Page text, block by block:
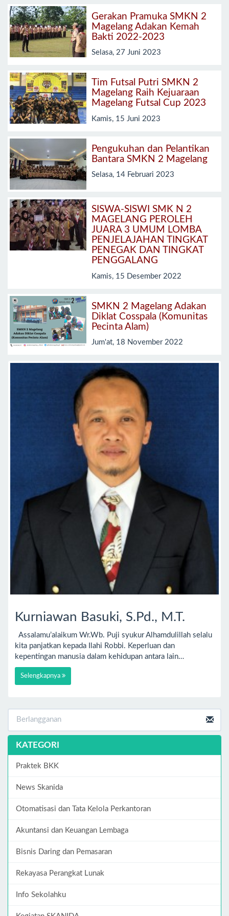
Gerakan Pramuka SMKN 2
Magelang Adakan Kemah
Bakti 2022-2023
Selasa, 27 Juni 2023
Tim Futsal Putri SMKN 2
Magelang Raih Kejuaraan
Magelang Futsal Cup 2023
Kamis, 15 Juni 2023
Pengukuhan dan Pelantikan
Bantara SMKN 2 Magelang
Selasa, 14 Februari 2023
SISWA-SISWI SMK N 2
MAGELANG PEROLEH
JUARA 3 UMUM LOMBA
PENJELAJAHAN TINGKAT
PENEGAK DAN TINGKAT
PENGGALANG
Kamis, 15 Desember 2022
SMKN 2 Magelang Adakan
Diklat Cosspala (Komunitas
Pecinta Alam)
Jum'at, 18 November 2022
Kurniawan Basuki, S.Pd., M.T.
Assalamu’alaikum Wr.Wb. Puji syukur Alhamdulillah selalu
kita panjatkan kepada Ilahi Robbi. Keperluan dan
kepentingan manusia dalam kehidupan antara lain…
Selengkapnya
KATEGORI
Praktek BKK
News Skanida
Otomatisasi dan Tata Kelola Perkantoran
Akuntansi dan Keuangan Lembaga
Bisnis Daring dan Pemasaran
Rekayasa Perangkat Lunak
Info Sekolahku